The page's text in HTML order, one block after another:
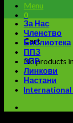
Menu
0
Cart
No products
За Нас
Членство
Библиотека
ППЗ
ЗПР
Линкови
Настани
International